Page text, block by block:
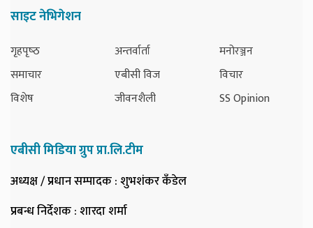
साइट नेभिगेशन
गृहपृष्‍ठ
समाचार
विशेष
अन्तर्वार्ता
एबीसी विज
जीवनशैली
मनोरञ्जन
विचार
SS Opinion
एबीसी मिडिया ग्रुप प्रा.लि.टीम
अध्यक्ष / प्रधान सम्पादक: शुभशंकर कँडेल
प्रबन्ध निर्देशक: शारदा शर्मा